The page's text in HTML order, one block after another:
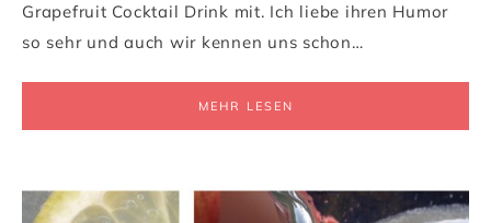
Grapefruit Cocktail Drink mit. Ich liebe ihren Humor
so sehr und auch wir kennen uns schon…
MEHR LESEN